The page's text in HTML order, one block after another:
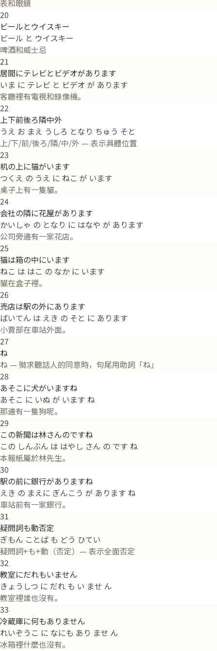
表和眼鏡
20
ビールとウイスキー
ビール と ウイスキー
啤酒和威士忌
21
居間にテレビとビデオがあります
いま に テレビ と ビデオ が あります
客廳裡有電視和錄像機。
22
上下前後ろ隣中外
うえ お まえ うしろ となり ちゅう そと
上/下/前/後ろ/隣/中/外 — 表示具體位置
23
机の上に猫がいます
つくえ の うえ に ねこ が います
桌子上有一隻貓。
24
会社の隣に花屋があります
かいしゃ の となり に はなや が あります
公司旁邊有一家花店。
25
猫は箱の中にいます
ねこ は はこ の なか に います
貓在盒子裡。
26
売店は駅の外にあります
ばいてん は えき の そと に あります
小賣部在車站外面。
27
ね
ね — 徵求聽話人的同意時，句尾用助詞「ね」
28
あそこに犬がいますね
あそこ に いぬ が います ね
那邊有一隻狗呢。
29
この新聞は林さんのですね
この しんぶん は はやし さん の です ね
本報紙屬於林先生。
30
駅の前に銀行がありますね
えき の まえに ぎんこう が あります ね
車站前有一家銀行。
31
疑問詞も動否定
ぎもん ことば も どう ひてい
疑問詞+も+動（否定）— 表示全面否定
32
教室にだれもいません
きょうしつ に だれ も い ませ ん
教室裡誰也沒有。
33
冷蔵庫に何もありません
れいぞうこ に なにも あり ませ ん
冰箱裡什麼也沒有。